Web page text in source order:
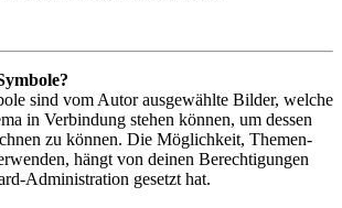
sind vom Autor ausgewählte Bilder, welche
in Verbindung stehen können, um dessen
zu können. Die Möglichkeit, Themen-
hängt von deinen Berechtigungen
Administration gesetzt hat.